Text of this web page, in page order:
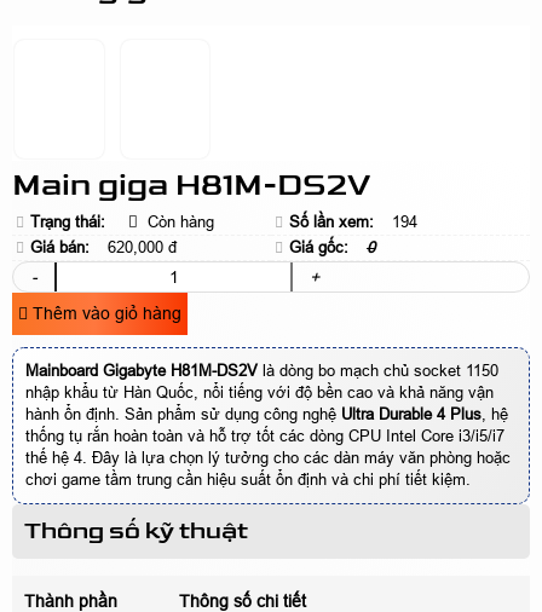
Main giga H81M-DS2V
Trạng thái: Còn hàng Số lần xem:
194
Giá bán:
620,000 đ Giá gốc: 0
-
+
Thêm vào giỏ hàng
Mainboard Gigabyte H81M-DS2V là dòng bo mạch chủ socket 1150
nhập khẩu từ Hàn Quốc, nổi tiếng với độ bền cao và khả năng vận
hành ổn định. Sản phẩm sử dụng công nghệ Ultra Durable 4 Plus, hệ
thống tụ rắn hoàn toàn và hỗ trợ tốt các dòng CPU Intel Core i3/i5/i7
thế hệ 4. Đây là lựa chọn lý tưởng cho các dàn máy văn phòng hoặc
chơi game tầm trung cần hiệu suất ổn định và chi phí tiết kiệm.
Thông số kỹ thuật
Thành phần Thông số chi tiết